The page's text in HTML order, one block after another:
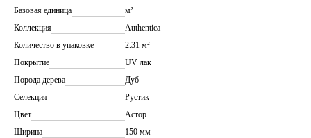
Базовая единица
м²
Коллекция
Authentica
Количество в упаковке
2.31 м²
Покрытие
UV лак
Порода дерева
Дуб
Селекция
Рустик
Цвет
Астор
Ширина
150 мм